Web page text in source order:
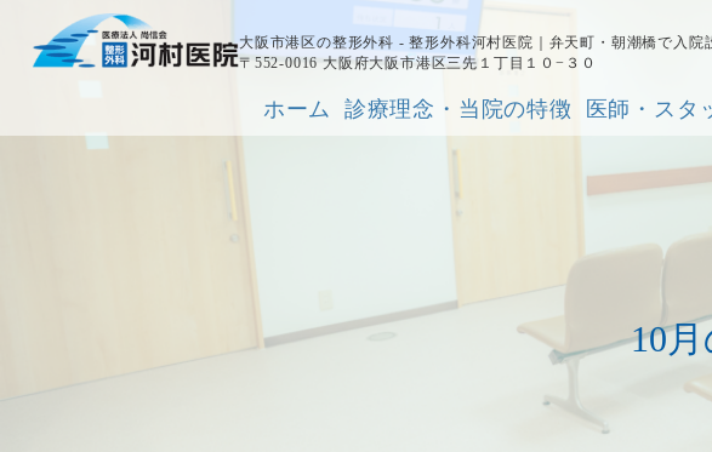
大阪市港区の整形外科 - 整形外科河村医院｜弁天町・朝潮橋で入
〒552-0016 大阪府大阪市港区三先１丁目１０−３０
ホーム 診療理念・当院の特徴 医師・スタ
10